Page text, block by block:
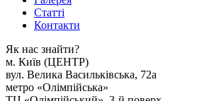
Статтi
Контакти
Як наc знайти?
м. Киïв (ЦЕНТР)
вул. Велика Васильківська, 72а
метро «Олімпійська»